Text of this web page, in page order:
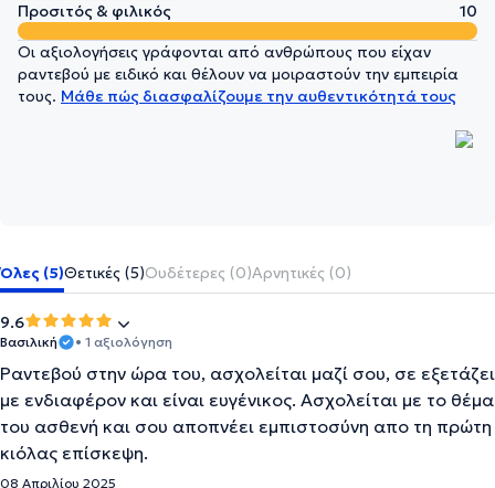
Προσιτός & φιλικός
10
Οι αξιολογήσεις γράφονται από ανθρώπους που είχαν
ραντεβού με ειδικό και θέλουν να μοιραστούν την εμπειρία
τους. Μάθε πώς διασφαλίζουμε την αυθεντικότητά τους
Όλες (5)Θετικές (5)Ουδέτερες (0)Αρνητικές (0)
9.6
Βασιλική • 1 αξιολόγηση
Ραντεβού στην ώρα του, ασχολείται μαζί σου, σε εξετάζει
με ενδιαφέρον και είναι ευγένικος. Ασχολείται με το θέμα
του ασθενή και σου αποπνέει εμπιστοσύνη απο τη πρώτη
κιόλας επίσκεψη.
08 Απριλίου 2025